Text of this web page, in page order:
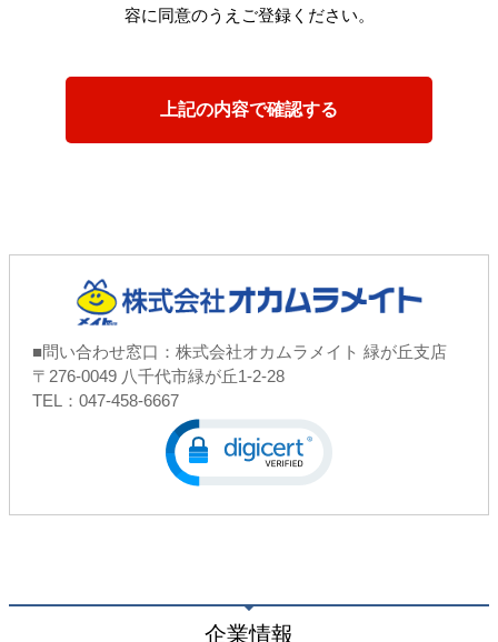
容に同意のうえご登録ください。
■問い合わせ窓口：株式会社オカムラメイト 緑が丘支店
〒276-0049 八千代市緑が丘1-2-28
TEL：047-458-6667
企業情報